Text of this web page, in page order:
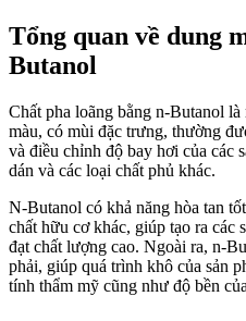
Tổng quan về dung
Butanol
Chất pha loãng bằng n-Butanol
màu, có mùi đặc trưng, thường
và điều chỉnh độ bay hơi của các
dán và các loại chất phủ khác.
N-Butanol có khả năng hòa tan
chất hữu cơ khác, giúp tạo ra các
đạt chất lượng cao. Ngoài ra, n-
phải, giúp quá trình khô của sản
tính thẩm mỹ cũng như độ bền